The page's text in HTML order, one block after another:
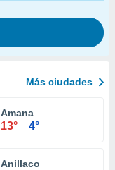
Más ciudades
Amana
13° 4°
Anillaco